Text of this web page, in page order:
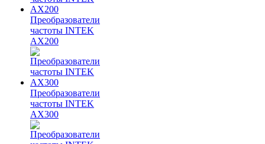
Преобразователи
частоты INTEK
AX200
Преобразователи
частоты INTEK
AX300